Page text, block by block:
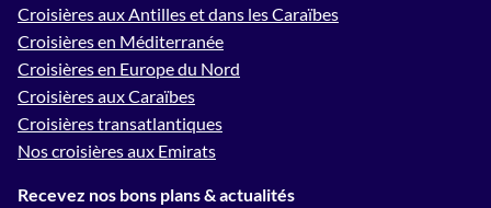
Croisières aux Antilles et dans les Caraïbes
Croisières en Méditerranée
Croisières en Europe du Nord
Croisières aux Caraïbes
Croisières transatlantiques
Nos croisières aux Emirats
Recevez nos bons plans & actualités